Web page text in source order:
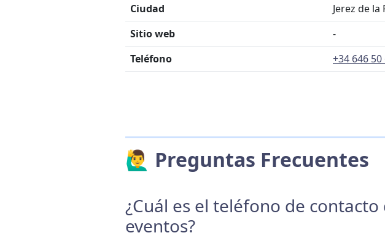
Ciudad
Jerez de
Sitio web
-
Teléfono
+34 646 50
🙋‍♂️ Preguntas Frecuentes
¿Cuál es el teléfono de
eventos?